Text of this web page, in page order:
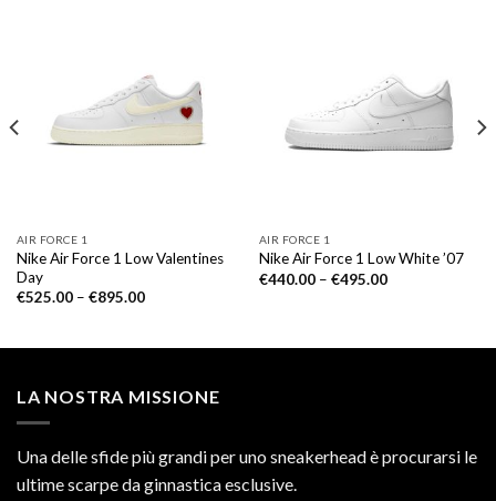
AIR FORCE 1
Nike Air Force 1 Low Valentines
Day
€525.00– €895.00
AIR FORCE 1
Nike Air Force 1 Low White ’07
€440.00– €495.00
LA NOSTRA MISSIONE
Una delle sfide più grandi per uno sneakerhead è procurarsi le
ultime scarpe da ginnastica esclusive.